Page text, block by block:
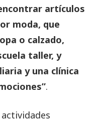
artículos
moda, que
o calzado,
taller, y
y una clínica
.